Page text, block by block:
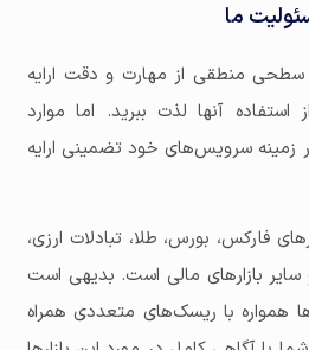
ما
منطقی از مهارت و دقت ارایه
استفاده آنها لذت ببرید. اما موارد
زمینه سرویس‌های خود تضمینی ارایه
فارکس، بورس، طلا، تبادلات ارزی،
سایر بازارهای مالی است. بدیهی است
همواره با ریسک‌های متعددی همراه